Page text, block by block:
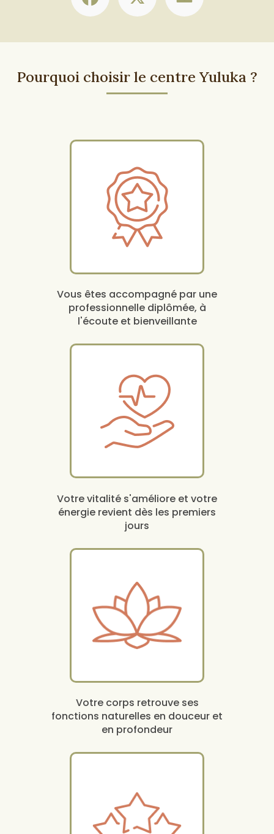
Pourquoi choisir le centre Yuluka ?
Vous êtes accompagné par une
professionnelle diplômée, à
l'écoute et bienveillante
Votre vitalité s'améliore et votre
énergie revient dès les premiers
jours
Votre corps retrouve ses
fonctions naturelles en douceur et
en profondeur